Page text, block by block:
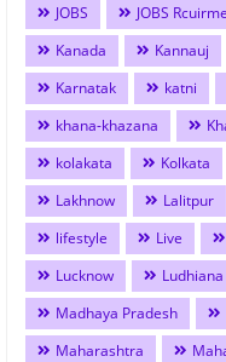
JOBS
JOBS
Kanada
Kannauj
Karnatak
katni
khana-khazana
kolakata
Kolkata
Lakhnow
Lalitpur
lifestyle
Live
Lucknow
Ludhiana
Madhaya Pradesh
Maharashtra